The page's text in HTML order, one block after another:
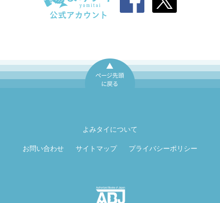
よみタイについて
お問い合わせ サイトマップ プライバシーポリシー